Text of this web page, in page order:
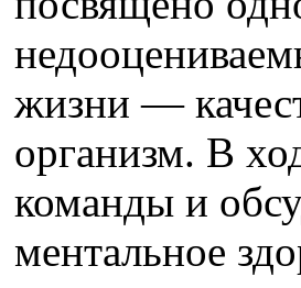
жизни —
организм. В
команды и
ментальное